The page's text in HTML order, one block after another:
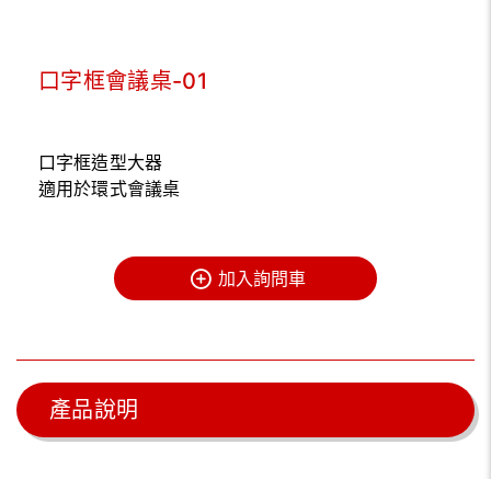
口字框會議桌-01
口字框造型大器
適用於環式會議桌
加入詢問車
產品說明